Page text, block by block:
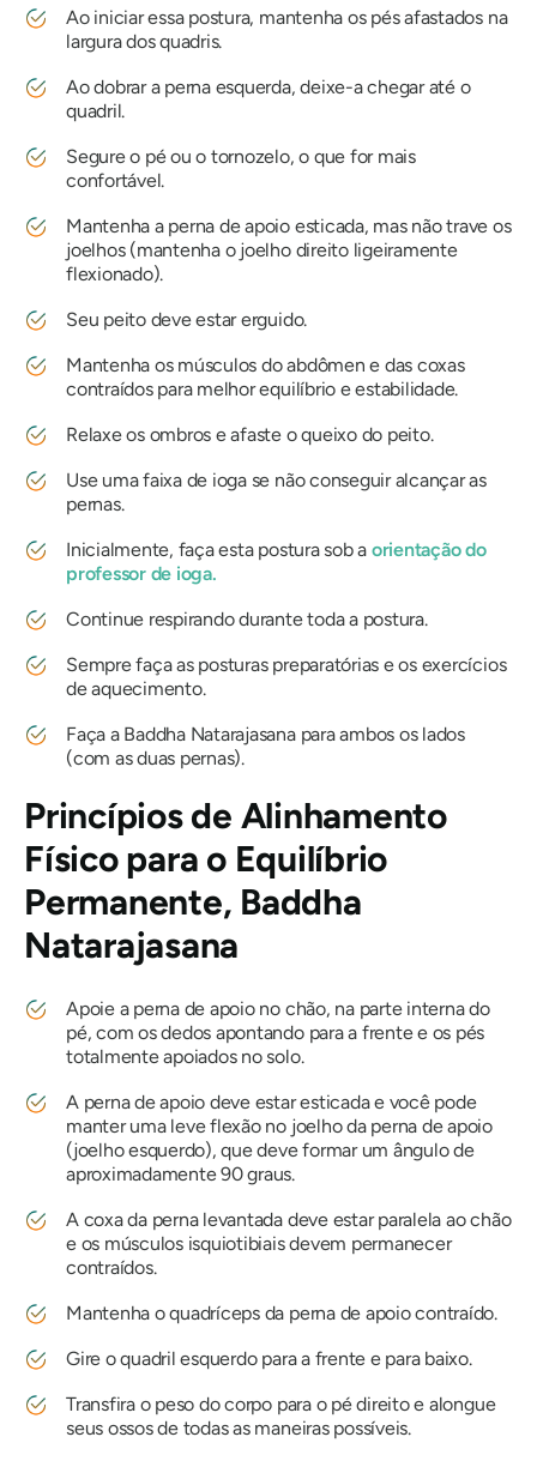
Ao iniciar essa postura, mantenha os pés afastados na
largura dos quadris.
Ao dobrar a perna esquerda, deixe-a chegar até o
quadril.
Segure o pé ou o tornozelo, o que for mais
confortável.
Mantenha a perna de apoio esticada, mas não trave os
joelhos (mantenha o joelho direito ligeiramente
flexionado).
Seu peito deve estar erguido.
Mantenha os músculos do abdômen e das coxas
contraídos para melhor equilíbrio e estabilidade.
Relaxe os ombros e afaste o queixo do peito.
Use uma faixa de ioga se não conseguir alcançar as
pernas.
Inicialmente, faça esta postura sob a orientação do
professor de ioga.
Continue respirando durante toda a postura.
Sempre faça as posturas preparatórias e os exercícios
de aquecimento.
Faça a Baddha Natarajasana para ambos os lados
(com as duas pernas).
Princípios de Alinhamento
Físico para o Equilíbrio
Permanente, Baddha
Natarajasana
Apoie a perna de apoio no chão, na parte interna do
pé, com os dedos apontando para a frente e os pés
totalmente apoiados no solo.
A perna de apoio deve estar esticada e você pode
manter uma leve flexão no joelho da perna de apoio
(joelho esquerdo), que deve formar um ângulo de
aproximadamente 90 graus.
A coxa da perna levantada deve estar paralela ao chão
e os músculos isquiotibiais devem permanecer
contraídos.
Mantenha o quadríceps da perna de apoio contraído.
Gire o quadril esquerdo para a frente e para baixo.
Transfira o peso do corpo para o pé direito e alongue
seus ossos de todas as maneiras possíveis.